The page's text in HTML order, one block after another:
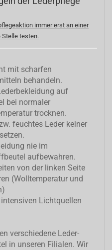
immer erst an einer
testen.
mit scharfen
behandeln.
auf
bei normaler
trocknen.
feuchtes Leder keiner
nie im
aufbewahren.
von der linken Seite
(Wolltemperatur und
intensiven Lichtquellen
verschiedene Leder-
in unseren Filialen. Wir